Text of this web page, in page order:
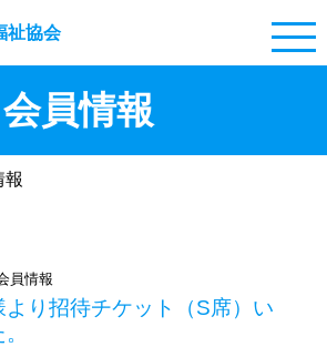
祉協会
会員情報
報
員情報
より招待チケット（S席）い